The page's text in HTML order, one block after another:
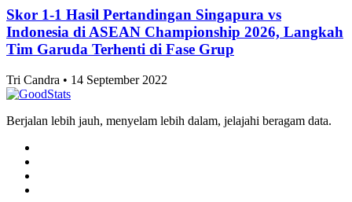
Skor 1-1 Hasil Pertandingan Singapura vs
Indonesia di ASEAN Championship 2026, Langkah
Tim Garuda Terhenti di Fase Grup
Tri Candra • 14 September 2022
Berjalan lebih jauh, menyelam lebih dalam, jelajahi beragam data.